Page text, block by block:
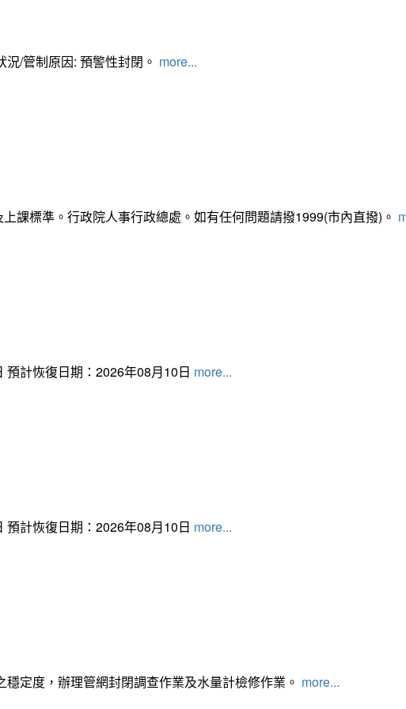
/管制原因: 預警性封閉。 more...
課標準。行政院人事行政總處。如有任何問題請撥1999(市內直撥)。
計恢復日期：2026年08月10日 more...
計恢復日期：2026年08月10日 more...
定度，辦理管網封閉調查作業及水量計檢修作業。 more...